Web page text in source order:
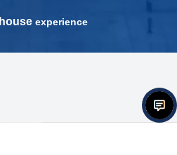
houseexperience